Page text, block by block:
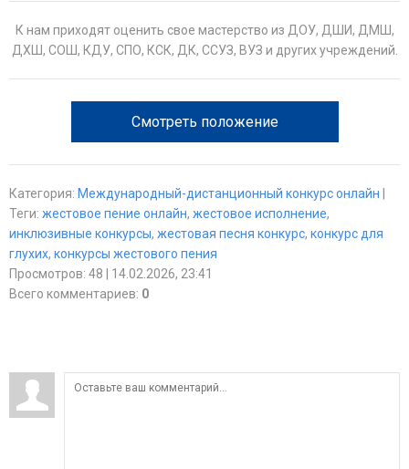
К нам приходят оценить свое мастерство из ДОУ, ДШИ, ДМШ,
ДХШ, СОШ, КДУ, СПО, КСК, ДК, ССУЗ, ВУЗ и других учреждений.
Смотреть положение
Категория: Международный-дистанционный конкурс онлайн
Теги: жестовое пение онлайн, жестовое исполнение,
инклюзивные конкурсы, жестовая песня конкурс, конкурс для
глухих, конкурсы жестового пения
Просмотров: 48 | 14.02.2026, 23:41
Всего комментариев: 0